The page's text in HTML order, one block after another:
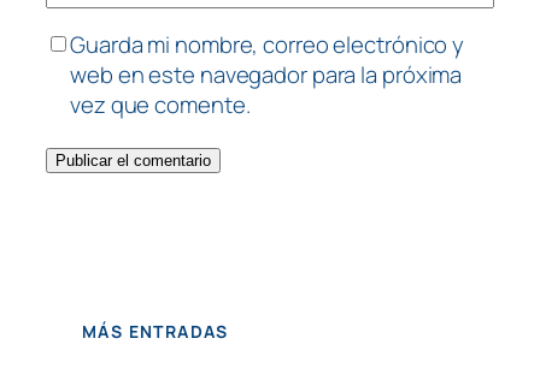
Guarda mi nombre, correo electrónico y
web en este navegador para la próxima
vez que comente.
MÁS ENTRADAS